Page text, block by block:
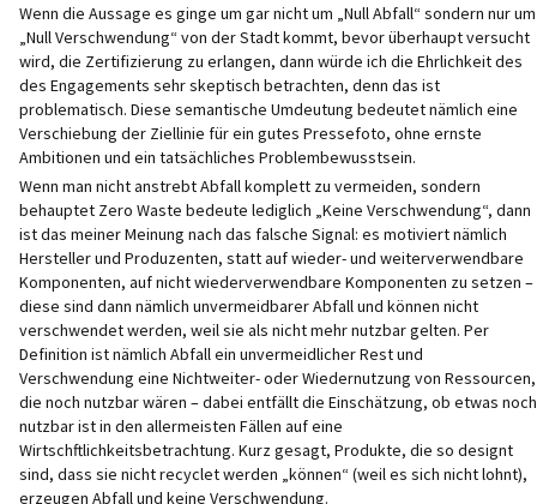
Wenn die Aussage es ginge um gar nicht um „Null Abfall“ sondern nur um
„Null Verschwendung“ von der Stadt kommt, bevor überhaupt versucht
wird, die Zertifizierung zu erlangen, dann würde ich die Ehrlichkeit des
des Engagements sehr skeptisch betrachten, denn das ist
problematisch. Diese semantische Umdeutung bedeutet nämlich eine
Verschiebung der Ziellinie für ein gutes Pressefoto, ohne ernste
Ambitionen und ein tatsächliches Problembewusstsein.
Wenn man nicht anstrebt Abfall komplett zu vermeiden, sondern
behauptet Zero Waste bedeute lediglich „Keine Verschwendung“, dann
ist das meiner Meinung nach das falsche Signal: es motiviert nämlich
Hersteller und Produzenten, statt auf wieder- und weiterverwendbare
Komponenten, auf nicht wiederverwendbare Komponenten zu setzen –
diese sind dann nämlich unvermeidbarer Abfall und können nicht
verschwendet werden, weil sie als nicht mehr nutzbar gelten. Per
Definition ist nämlich Abfall ein unvermeidlicher Rest und
Verschwendung eine Nichtweiter- oder Wiedernutzung von Ressourcen,
die noch nutzbar wären – dabei entfällt die Einschätzung, ob etwas noch
nutzbar ist in den allermeisten Fällen auf eine
Wirtschftlichkeitsbetrachtung. Kurz gesagt, Produkte, die so designt
sind, dass sie nicht recyclet werden „können“ (weil es sich nicht lohnt),
erzeugen Abfall und keine Verschwendung.